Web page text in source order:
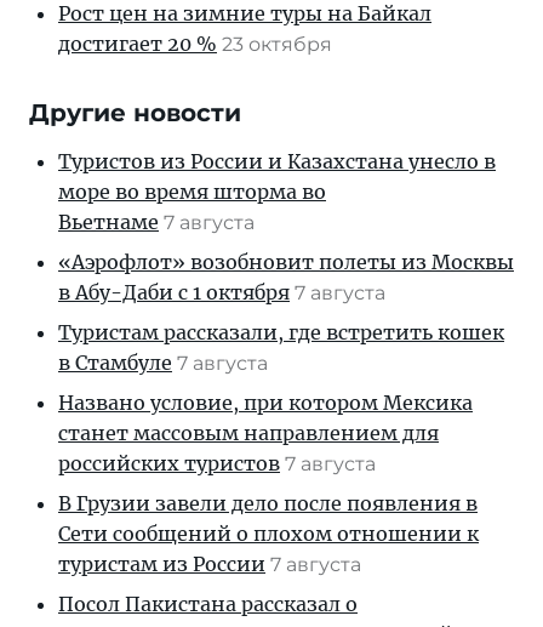
Рост цен на зимние туры на Байкал
достигает 20 % 23 октября
Другие новости
Туристов из России и Казахстана унесло в
море во время шторма во
Вьетнаме 7 августа
«Аэрофлот» возобновит полеты из Москвы
в Абу-Даби с 1 октября 7 августа
Туристам рассказали, где встретить кошек
в Стамбуле 7 августа
Названо условие, при котором Мексика
станет массовым направлением для
российских туристов 7 августа
В Грузии завели дело после появления в
Сети сообщений о плохом отношении к
туристам из России 7 августа
Посол Пакистана рассказал о